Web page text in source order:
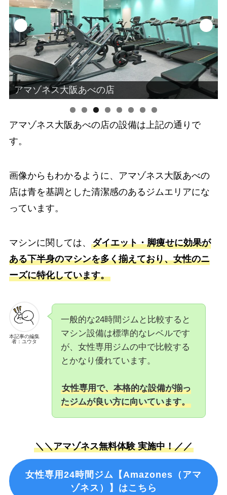
アマゾネス大阪あべの店
アマゾネス大阪あべの店の設備は上記の通りで
す。
画像からもわかるように、アマゾネス大阪あべの
店は青を基調とした清潔感のあるジムエリアにな
っています。
マシンに関しては、 ダイエット・脚痩せに効果が
ある下半身のマシンを多く揃えており、女性のニ
ーズに特化しています。
本記事の編集
者：ユウタ
一般的な24時間ジムと比較すると
マシン設備は標準的なレベルです
が、女性専用ジムの中で比較する
とかなり優れています。
女性専用で、本格的な設備が揃っ
たジムが良い方に向いています。
＼＼アマゾネス無料体験 実施中！／／
女性専用24時間ジム【Amazones（アマ
ゾネス）】はこちら